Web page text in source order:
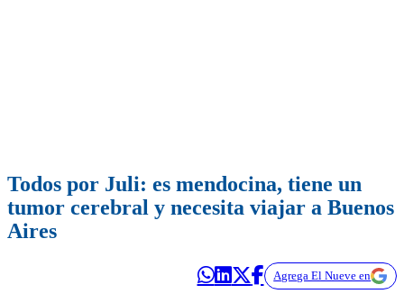
Todos por Juli: es mendocina, tiene un
tumor cerebral y necesita viajar a Buenos
Aires
Agrega El Nueve en